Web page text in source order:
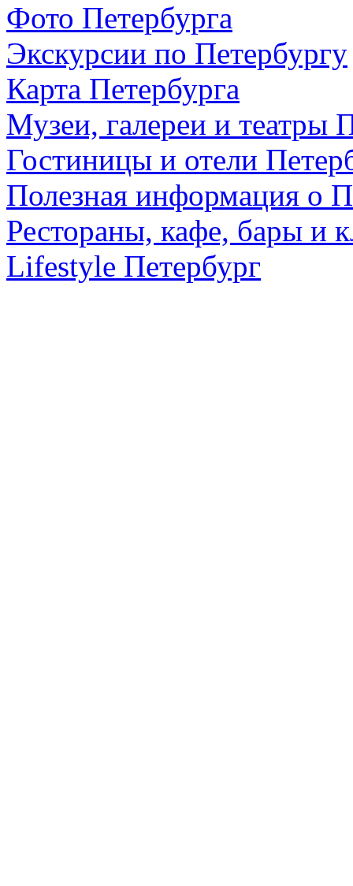
Фото Петербурга
Экскурсии по Петербургу
Карта Петербурга
Музеи, галереи и театры
Гостиницы и отели
Полезная информация о
Рестораны, кафе, бары и
Lifestyle Петербург